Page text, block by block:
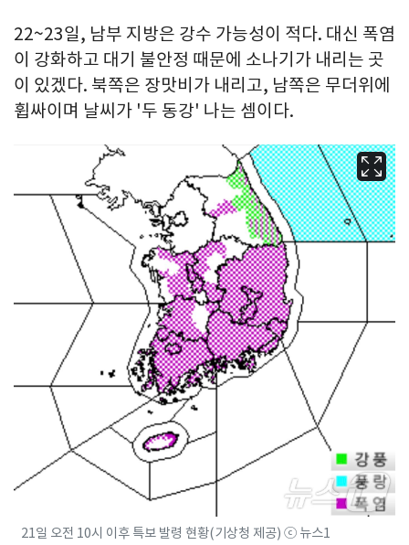
22~23일, 남부 지방은 강수 가능성이 적다. 대신 폭염
이 강화하고 대기 불안정 때문에 소나기가 내리는 곳
이 있겠다. 북쪽은 장맛비가 내리고, 남쪽은 무더위에
휩싸이며 날씨가 '두 동강' 나는 셈이다.
21일 오전 10시 이후 특보 발령 현황(기상청 제공) ⓒ 뉴스1